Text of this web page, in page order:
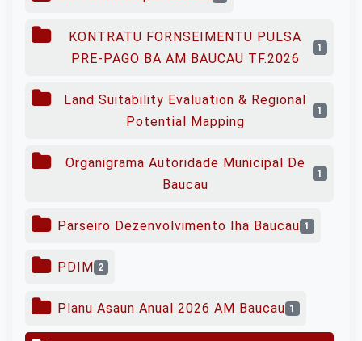
KONTRATU FORNSEIMENTU PULSA
PRE-PAGO BA AM BAUCAU TF.2026
1
Land Suitability Evaluation & Regional
Potential Mapping
1
Organigrama Autoridade Municipal De
Baucau
1
Parseiro Dezenvolvimento Iha Baucau 1
PDIM 2
Planu Asaun Anual 2026 AM Baucau 1